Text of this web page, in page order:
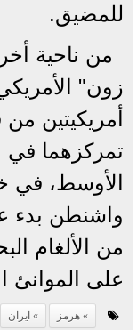
للمضيق.
من ناحية
زون"
أمريكيتين من
تمركزهما في
الأوسط، في
واشنطن بدء
من الألغام
على الموانئ
هرمز ايران